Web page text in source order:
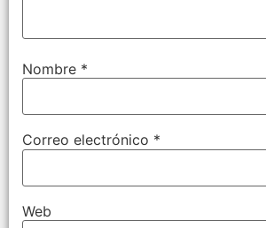
Nombre *
Correo electrónico *
Web